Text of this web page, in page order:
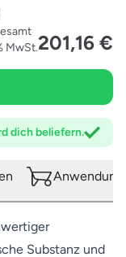
MwSt.201,16 €
dichbeliefern.
Substanz und